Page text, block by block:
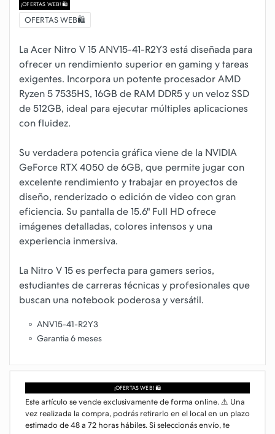
¡OFERTAS WEB! 🛍️
OFERTAS WEB🛍️
La Acer Nitro V 15 ANV15-41-R2Y3 está diseñada para
ofrecer un rendimiento superior en gaming y tareas
exigentes. Incorpora un potente procesador AMD
Ryzen 5 7535HS, 16GB de RAM DDR5 y un veloz SSD
de 512GB, ideal para ejecutar múltiples aplicaciones
con fluidez.
Su verdadera potencia gráfica viene de la NVIDIA
GeForce RTX 4050 de 6GB, que permite jugar con
excelente rendimiento y trabajar en proyectos de
diseño, renderizado o edición de video con gran
eficiencia. Su pantalla de 15.6" Full HD ofrece
imágenes detalladas, colores intensos y una
experiencia inmersiva.
La Nitro V 15 es perfecta para gamers serios,
estudiantes de carreras técnicas y profesionales que
ANV15-41-R2Y3
Garantia 6 meses
¡OFERTAS WEB! 🛍️
Este artículo se vende exclusivamente de forma online. ⚠️ Una
vez realizada la compra, podrás retirarlo en el local en un plazo
estimado de 48 a 72 horas hábiles. Si seleccionás envío, te